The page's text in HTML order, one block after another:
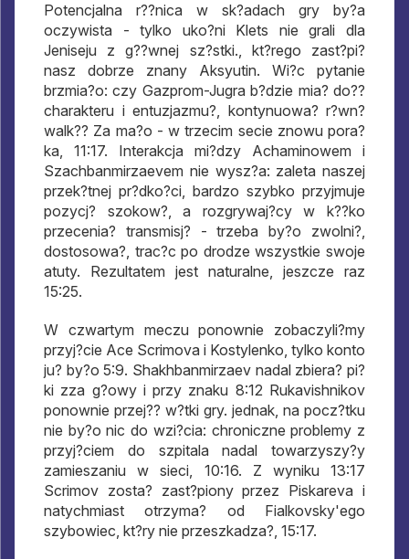
Potencjalna r??nica w sk?adach gry by?a
oczywista - tylko uko?ni Klets nie grali dla
Jeniseju z g??wnej sz?stki., kt?rego zast?pi?
nasz dobrze znany Aksyutin. Wi?c pytanie
brzmia?o: czy Gazprom-Jugra b?dzie mia? do??
charakteru i entuzjazmu?, kontynuowa? r?wn?
walk?? Za ma?o - w trzecim secie znowu pora?
ka, 11:17. Interakcja mi?dzy Achaminowem i
Szachbanmirzaevem nie wysz?a: zaleta naszej
przek?tnej pr?dko?ci, bardzo szybko przyjmuje
pozycj? szokow?, a rozgrywaj?cy w k??ko
przecenia? transmisj? - trzeba by?o zwolni?,
dostosowa?, trac?c po drodze wszystkie swoje
atuty. Rezultatem jest naturalne, jeszcze raz
15:25.
W czwartym meczu ponownie zobaczyli?my
przyj?cie Ace Scrimova i Kostylenko, tylko konto
ju? by?o 5:9. Shakhbanmirzaev nadal zbiera? pi?
ki zza g?owy i przy znaku 8:12 Rukavishnikov
ponownie przej?? w?tki gry. jednak, na pocz?tku
nie by?o nic do wzi?cia: chroniczne problemy z
przyj?ciem do szpitala nadal towarzyszy?y
zamieszaniu w sieci, 10:16. Z wyniku 13:17
Scrimov zosta? zast?piony przez Piskareva i
natychmiast otrzyma? od Fialkovsky'ego
szybowiec, kt?ry nie przeszkadza?, 15:17.